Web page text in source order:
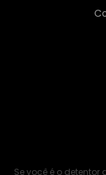
Se você é o